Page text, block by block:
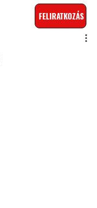
FELIRATKOZÁS